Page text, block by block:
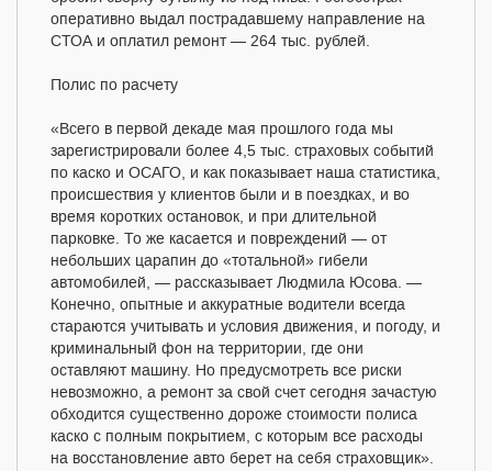
оперативно выдал пострадавшему направление на
СТОА и оплатил ремонт — 264 тыс. рублей.
Полис по расчету
«Всего в первой декаде мая прошлого года мы
зарегистрировали более 4,5 тыс. страховых событий
по каско и ОСАГО, и как показывает наша статистика,
происшествия у клиентов были и в поездках, и во
время коротких остановок, и при длительной
парковке. То же касается и повреждений — от
небольших царапин до «тотальной» гибели
автомобилей, — рассказывает Людмила Юсова. —
Конечно, опытные и аккуратные водители всегда
стараются учитывать и условия движения, и погоду, и
криминальный фон на территории, где они
оставляют машину. Но предусмотреть все риски
невозможно, а ремонт за свой счет сегодня зачастую
обходится существенно дороже стоимости полиса
каско с полным покрытием, с которым все расходы
на восстановление авто берет на себя страховщик».